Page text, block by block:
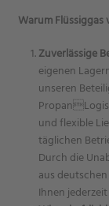
Warum Flüssiggas
Zuverlässige
eigenen
unseren
und flexible
täglichen
Durch die
aus
Ihnen